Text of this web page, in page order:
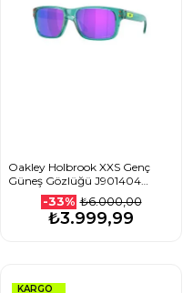
Oakley Holbrook XXS Genç
Güneş Gözlüğü J901404
Transparent Arctic Surf Prizm
-33% ₺6.000,00
₺3.999,99
KARGO